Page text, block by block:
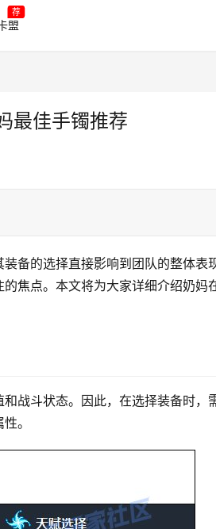
盟
荐
最佳手镯推荐
备的选择直接影响到团队的整体表
焦点。本文将为大家详细介绍奶妈
战斗状态。因此，在选择装备时，
。